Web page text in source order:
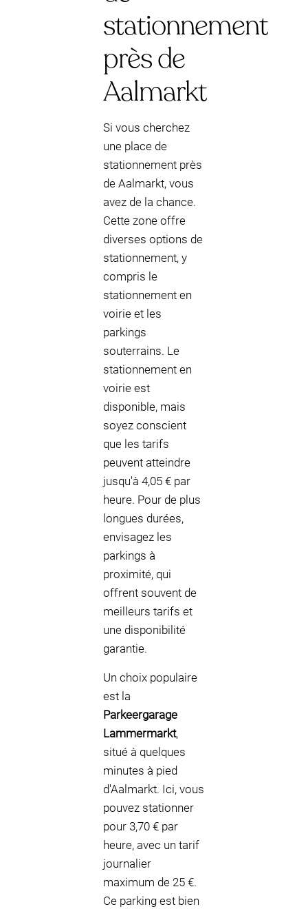
stationnement
près de
Aalmarkt
Si vous cherchez
une place de
stationnement près
de Aalmarkt, vous
avez de la chance.
Cette zone offre
diverses options de
stationnement, y
compris le
stationnement en
voirie et les
parkings
souterrains. Le
stationnement en
voirie est
disponible, mais
soyez conscient
que les tarifs
peuvent atteindre
jusqu'à 4,05 € par
heure. Pour de plus
longues durées,
envisagez les
parkings à
proximité, qui
offrent souvent de
meilleurs tarifs et
une disponibilité
garantie.
Un choix populaire
est la
Parkeergarage
Lammermarkt,
situé à quelques
minutes à pied
d'Aalmarkt. Ici, vous
pouvez stationner
pour 3,70 € par
heure, avec un tarif
journalier
maximum de 25 €.
Ce parking est bien